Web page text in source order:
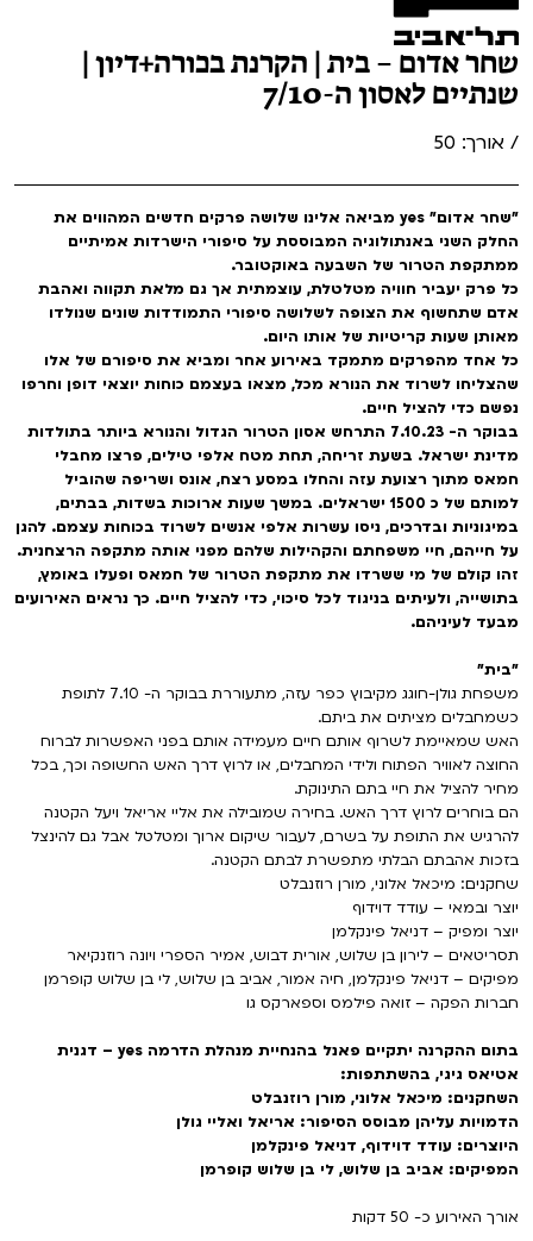
שחר אדום – בית | הקרנת בכורה+דיון |
שנתיים לאסון ה-7/10
/ אורך: 50
"שחר אדום" yes מביאה אלינו שלושה פרקים חדשים המהווים את
החלק השני באנתולוגיה המבוססת על סיפורי הישרדות אמיתיים
ממתקפת הטרור של השבעה באוקטובר.
כל פרק יעביר חוויה מטלטלת, עוצמתית אך גם מלאת תקווה ואהבת
אדם שתחשוף את הצופה לשלושה סיפורי התמודדות שונים שנולדו
מאותן שעות קריטיות של אותו היום.
כל אחד מהפרקים מתמקד באירוע אחר ומביא את סיפורם של אלו
שהצליחו לשרוד את הנורא מכל, מצאו בעצמם כוחות יוצאי דופן וחרפו
נפשם כדי להציל חיים.
בבוקר ה- 7.10.23 התרחש אסון הטרור הגדול והנורא ביותר בתולדות
מדינת ישראל. בשעת זריחה, תחת מטח אלפי טילים, פרצו מחבלי
חמאס מתוך רצועת עזה והחלו במסע רצח, אונס ושריפה שהוביל
למותם של כ 1500 ישראלים. במשך שעות ארוכות בשדות, בבתים,
במיגוניות ובדרכים, ניסו עשרות אלפי אנשים לשרוד בכוחות עצמם. להגן
על חייהם, חיי משפחתם והקהילות שלהם מפני אותה מתקפה הרצחנית.
זהו קולם של מי ששרדו את מתקפת הטרור של חמאס ופעלו באומץ,
בתושייה, ולעיתים בניגוד לכל סיכוי, כדי להציל חיים. כך נראים האירועים
מבעד לעיניהם.
"בית"
משפחת גולן-חוגג מקיבוץ כפר עזה, מתעוררת בבוקר ה- 7.10 לתופת
כשמחבלים מציתים את ביתם.
האש שמאיימת לשרוף אותם חיים מעמידה אותם בפני האפשרות לברוח
החוצה לאוויר הפתוח ולידי המחבלים, או לרוץ דרך האש החשופה וכך, בכל
מחיר להציל את חיי בתם התינוקת.
הם בוחרים לרוץ דרך האש. בחירה שמובילה את אליי אריאל ויעל הקטנה
להרגיש את התופת על בשרם, לעבור שיקום ארוך ומטלטל אבל גם להינצל
בזכות אהבתם הבלתי מתפשרת לבתם הקטנה.
שחקנים: מיכאל אלוני, מורן רוזנבלט
יוצר ובמאי – עודד דוידוף
יוצר ומפיק – דניאל פינקלמן
תסריטאים – לירון בן שלוש, אורית דבוש, אמיר הספרי ויונה רוזנקיאר
מפיקים – דניאל פינקלמן, חיה אמור, אביב בן שלוש, לי בן שלוש קופרמן
חברות הפקה – זואה פילמס וספארקס גו
בתום ההקרנה יתקיים פאנל בהנחיית מנהלת הדרמה yes – דגנית
אטיאס גיגי, בהשתתפות:
השחקנים: מיכאל אלוני, מורן רוזנבלט
הדמויות עליהן מבוסס הסיפור: אריאל ואליי גולן
היוצרים: עודד דוידוף, דניאל פינקלמן
המפיקים: אביב בן שלוש, לי בן שלוש קופרמן
אורך האירוע כ- 50 דקות